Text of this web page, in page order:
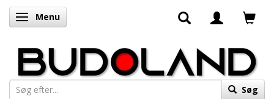
Skifte navigation
Menu
Søg